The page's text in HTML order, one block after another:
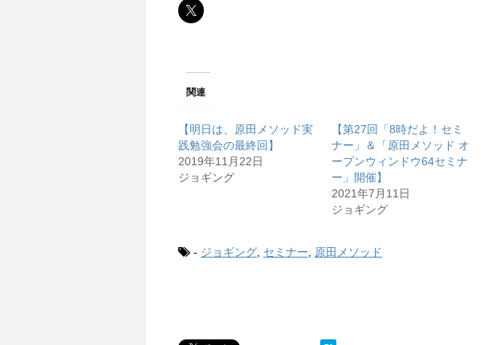
関連
【明日は、原田メソッド実
践勉強会の最終回】
2019年11月22日
ジョギング
【第27回「8時だよ！セミ
ナー」＆「原田メソッド オ
ープンウィンドウ64セミナ
ー」開催】
2021年7月11日
ジョギング
- ジョギング セミナー 原田メソッド